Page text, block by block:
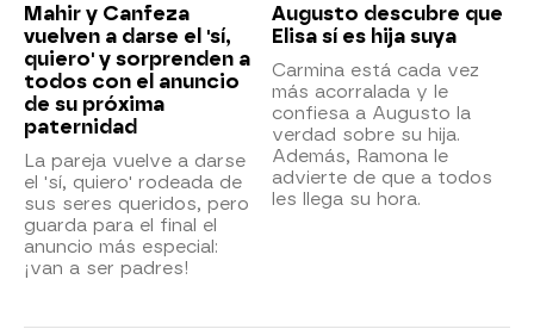
Mahir y Canfeza
vuelven a darse el 'sí,
quiero' y sorprenden a
todos con el anuncio
de su próxima
paternidad
La pareja vuelve a darse
el 'sí, quiero' rodeada de
sus seres queridos, pero
guarda para el final el
anuncio más especial:
¡van a ser padres!
Augusto descubre que
Elisa sí es hija suya
Carmina está cada vez
más acorralada y le
confiesa a Augusto la
verdad sobre su hija.
Además, Ramona le
advierte de que a todos
les llega su hora.